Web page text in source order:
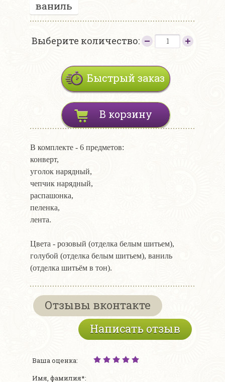
ваниль
Выберите количество:
Быстрый заказ
В корзину
В комплекте - 6 предметов:
конверт,
уголок нарядный,
чепчик нарядный,
распашонка,
пеленка,
лента.
Цвета - розовый (отделка белым шитьем),
голубой (отделка белым шитьем), ваниль
(отделка шитьём в тон).
Отзывы вконтакте
Написать отзыв
Ваша оценка:
Имя, фамилия*: